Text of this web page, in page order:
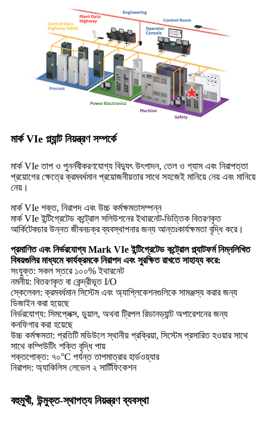
মার্ক VIe প্ল্যান্ট নিয়ন্ত্রণ সম্পর্কে
মার্ক VIe তাপ ও ​​পুনর্নবীকরণযোগ্য বিদ্যুৎ উৎপাদন, তেল ও গ্যাস এবং নিরাপত্তা
প্রয়োগের ক্ষেত্রে ক্রমবর্ধমান প্রয়োজনীয়তার সাথে সহজেই মানিয়ে নেয় এবং মানিয়ে
নেয়।
মার্ক VIe শক্ত, নিরাপদ এবং উচ্চ কর্মক্ষমতাসম্পন্ন
মার্ক VIe ইন্টিগ্রেটেড কন্ট্রোল সলিউশনের ইথারনেট-ভিত্তিক বিতরণকৃত
আর্কিটেকচার উন্নত জীবনচক্র ব্যবস্থাপনার জন্য আন্তঃকার্যক্ষমতা বৃদ্ধি করে।
প্রমাণিত এবং নির্ভরযোগ্য Mark VIe ইন্টিগ্রেটেড কন্ট্রোল প্ল্যাটফর্ম নিম্নলিখিত
বিষয়গুলির মাধ্যমে কার্যক্রমকে নিরাপদ এবং সুরক্ষিত রাখতে সাহায্য করে:
সংযুক্ত: সকল স্তরে ১০০% ইথারনেট
নমনীয়: বিতরণকৃত বা কেন্দ্রীভূত I/O
স্কেলেবল: ক্রমবর্ধমান সিস্টেম এবং অ্যাপ্লিকেশনগুলিকে সামঞ্জস্য করার জন্য
ডিজাইন করা হয়েছে
নির্ভরযোগ্য: সিমপ্লেক্স, ডুয়াল, অথবা ট্রিপল রিডানড্যান্ট অপারেশনের জন্য
কনফিগার করা হয়েছে
উচ্চ কর্মক্ষমতা: প্রতিটি মডিউলে স্থানীয় প্রক্রিয়া, সিস্টেম প্রসারিত হওয়ার সাথে
সাথে কম্পিউটিং শক্তি বৃদ্ধি পায়
শক্তপোক্ত: ৭০°C পর্যন্ত তাপমাত্রার হার্ডওয়্যার
নিরাপদ: অ্যাকিলিস লেভেল ২ সার্টিফিকেশন
বহুমুখী, উন্মুক্ত-স্থাপত্য নিয়ন্ত্রণ ব্যবস্থা